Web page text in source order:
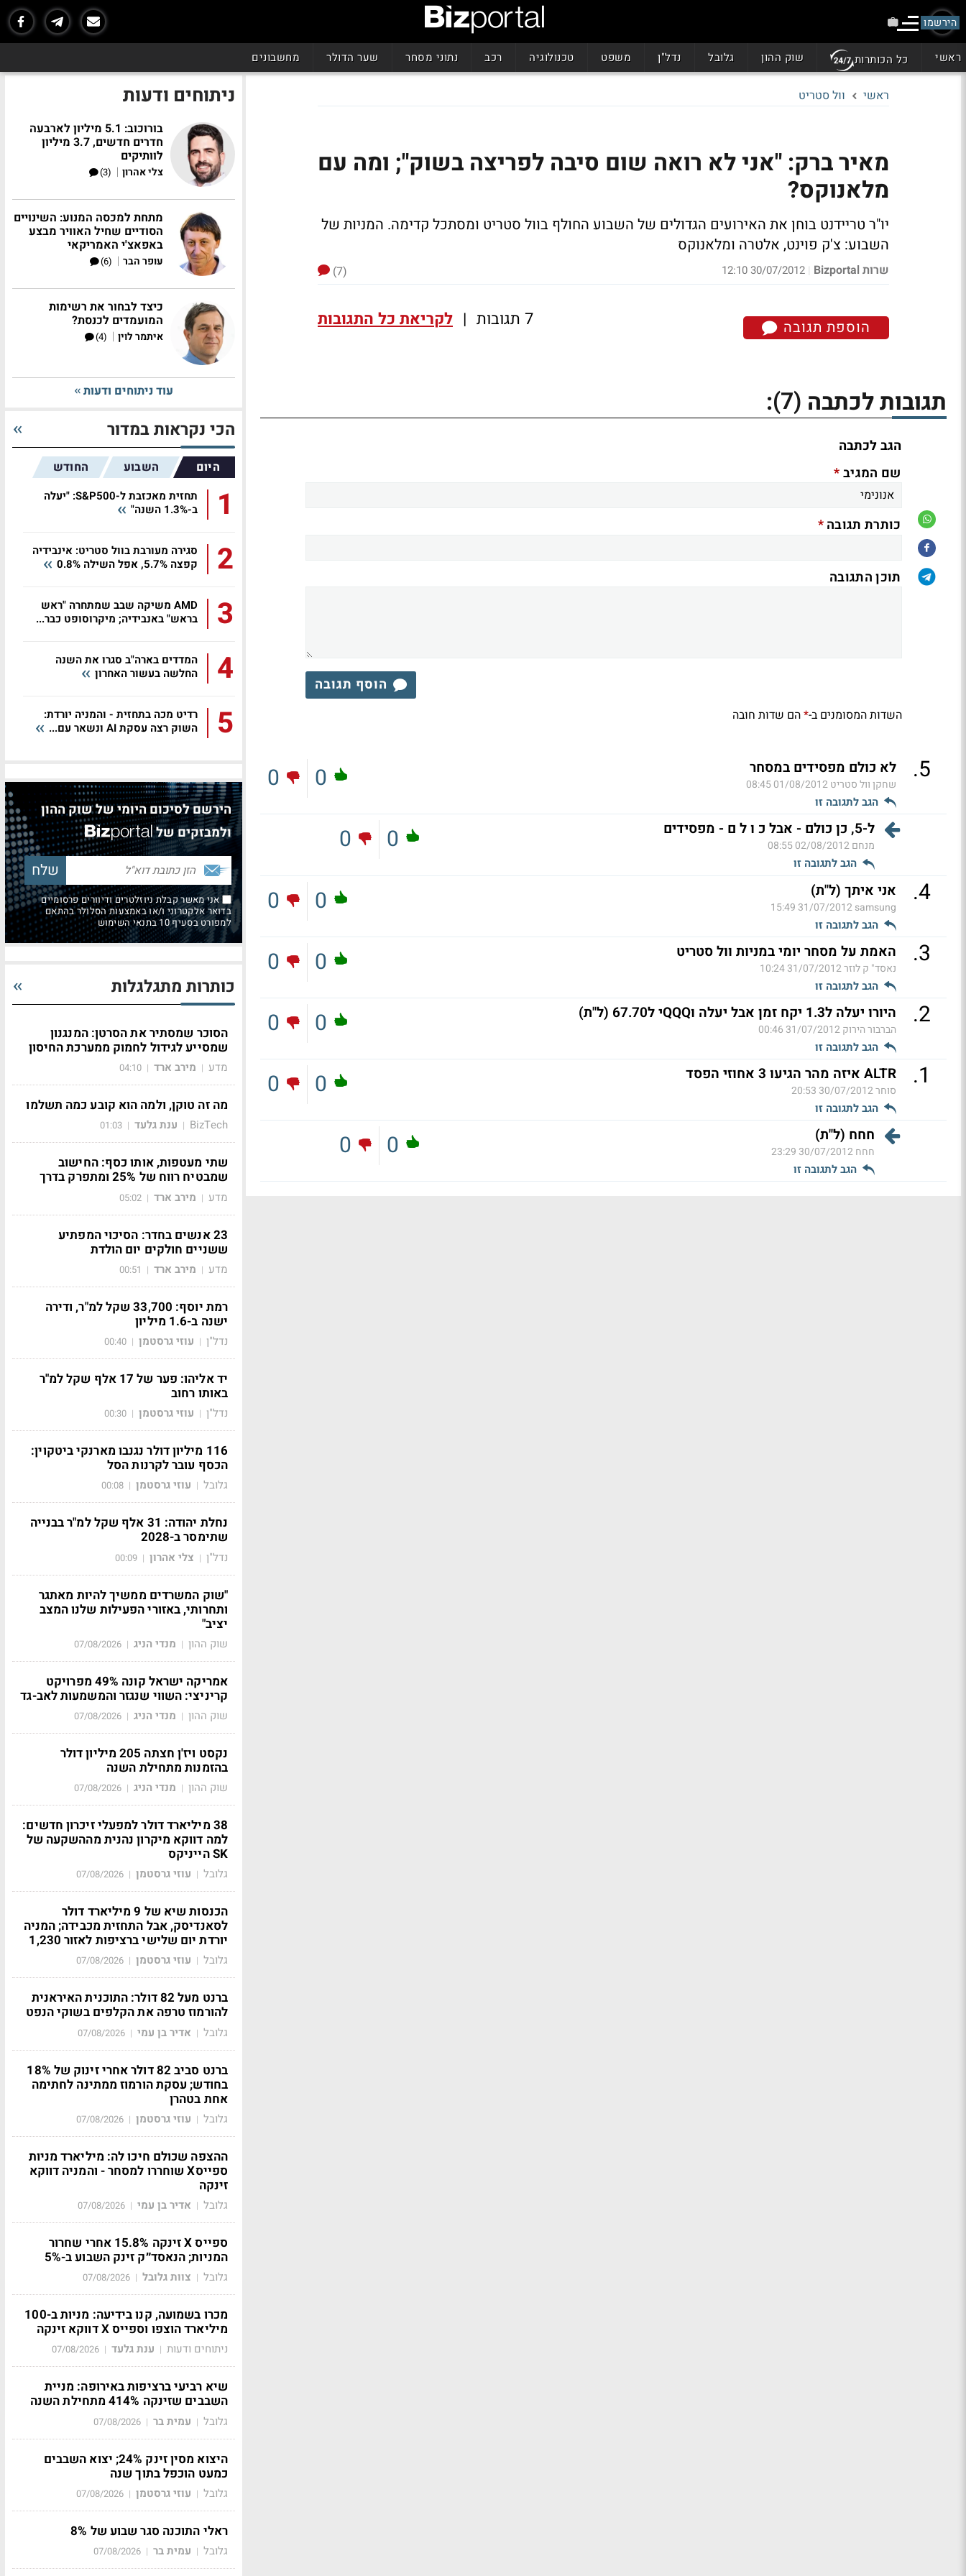
הירשמו
ראשי כל הכותרות שוק ההון גלובל נדל"ן משפט טכנולוגיה רכב נתוני מסחר שער הדולר מחשבונים
ראשי וול סטריט
מאיר ברק: "אני לא רואה שום סיבה לפריצה בשוק"; ומה עם
מלאנוקס?
יו"ר טריידנט בוחן את האירועים הגדולים של השבוע החולף בוול סטריט ומסתכל קדימה. המניות של
השבוע: צ'ק פוינט, אלטרה ומלאנוקס
שרות Bizportal |
30/07/2012 12:10
(7)
הוספת תגובה 7 תגובות | לקריאת כל התגובות
תגובות לכתבה (7)
:
הגב לכתבה
שם המגיב*
כותרת תגובה*
תוכן התגובה
הוסף תגובה
השדות המסומנים ב-*הם שדות חובה
5
. לא כולם מפסידים במסחר
שחקן וול סטריט01/08/2012 08:45
הגב לתגובה זו
0
0
ל-5, כן כולם - אבל כ ו ל ם - מפסידים
מנחם02/08/2012 08:55
הגב לתגובה זו
0
0
4
. אני איתך (ל"ת)
samsung
31/07/2012 15:49
הגב לתגובה זו
0
0
3
. האמת על מסחר יומי במניות וול סטריט
נאסד" ק לוזר31/07/2012 10:24
הגב לתגובה זו
0
0
2
. היורו יעלה ל1.3 יקח זמן אבל יעלה וQQQי ל67.70 (ל"ת)
הברבור הירוק31/07/2012 00:46
הגב לתגובה זו
0
0
1
. ALTR איזה מהר הגיעו 3 אחוזי הפסד
סוחר30/07/2012 20:53
הגב לתגובה זו
0
0
חחח (ל"ת)
חחח30/07/2012 23:29
הגב לתגובה זו
0
0
ניתוחים ודעות
בורוכוב: 5.1 מיליון לארבעה
חדרים חדשים, 3.7 מיליון
לוותיקים
צלי אהרון |
(3)
מתחת למכסה המנוע: השינויים
הסודיים שחיל האוויר מבצע
באפאצ'י האמריקאי
עופר הבר |
(6)
כיצד לבחור את רשימות
המועמדים לכנסת?
איתמר לוין |
(4)
עוד ניתוחים ודעות
הכי נקראות במדור
היום השבוע החודש
1
תחזית מאכזבת ל-S&P500: "יעלה
ב-1.3% השנה"
2
סגירה מעורבת בוול סטריט: אינבידיה
קפצה 5.7%, אפל השילה 0.8%
3
AMD משיקה שבב שמתחרה "ראש
בראש" באנבידיה; מיקרוסופט כבר...
4
המדדים בארה"ב סגרו את השנה
החלשה בעשור האחרון
5
רדיט מכה בתחזית - והמניה יורדת:
השוק רצה עסקת AI ונשאר עם...
הירשם לסיכום היומי של שוק ההון
ולמבזקים של
אני מאשר קבלת ניוזלטרים ודיוורים פרסומיים
בדואר אלקטרוני ו/או באמצעות הסלולר בהתאם
למפורט בסעיף 10 בתנאי השימוש
כותרות מתגלגלות
הסוכר שמסתיר את הסרטן: המנגנון
שמסייע לגידול לחמוק ממערכת החיסון
מדע | מירב ארד |
04:10
מה זה טוקן, ולמה הוא קובע כמה תשלמו
BizTech
| ענת גלעד |
01:03
שתי מעטפות, אותו כסף: החישוב
שמבטיח רווח של 25% ומתפרק בדרך
מדע | מירב ארד |
05:02
23 אנשים בחדר: הסיכוי המפתיע
ששניים חולקים יום הולדת
מדע | מירב ארד |
00:51
רמת יוסף: 33,700 שקל למ"ר, ודירה
ישנה ב-1.6 מיליון
נדל"ן | עוזי גרסטמן |
00:40
יד אליהו: פער של 17 אלף שקל למ"ר
באותו רחוב
נדל"ן | עוזי גרסטמן |
00:30
116 מיליון דולר נגנבו מארנקי ביטקוין:
הכסף עובר לקרנות הסל
גלובל | עוזי גרסטמן |
00:08
נחלת יהודה: 31 אלף שקל למ"ר בבנייה
שתימסר ב-2028
נדל"ן | צלי אהרון |
00:09
"שוק המשרדים ממשיך להיות מאתגר
ותחרותי, באזורי הפעילות שלנו המצב
יציב"
שוק ההון | מנדי הניג |
07/08/2026
אמריקה ישראל קונה 49% מפרויקט
קריניצי: השווי שנגזר והמשמעות לאב-גד
שוק ההון | מנדי הניג |
07/08/2026
נקסט ויז'ן חצתה 205 מיליון דולר
בהזמנות מתחילת השנה
שוק ההון | מנדי הניג |
07/08/2026
38 מיליארד דולר למפעלי זיכרון חדשים:
למה דווקא מיקרון נהנית מההשקעה של
SK הייניקס
גלובל | עוזי גרסטמן |
07/08/2026
הכנסות שיא של 9 מיליארד דולר
לסאנדיסק, אבל התחזית מכבידה; המניה
יורדת יום שלישי ברציפות לאזור 1,230
גלובל | עוזי גרסטמן |
07/08/2026
ברנט מעל 82 דולר: התוכנית האיראנית
להורמוז טרפה את הקלפים בשוקי הנפט
גלובל | אדיר בן עמי |
07/08/2026
ברנט סביב 82 דולר אחרי זינוק של 18%
בחודש; עסקת הורמוז ממתינה לחתימה
אחת בטהרן
גלובל | עוזי גרסטמן |
07/08/2026
ההצפה שכולם חיכו לה: מיליארד מניות
ספייסX שוחררו למסחר - והמניה דווקא
זינקה
גלובל | אדיר בן עמי |
07/08/2026
ספייס X זינקה 15.8% אחרי שחרור
המניות; הנאסד״ק זינק השבוע ב-5%
גלובל | צוות גלובל |
07/08/2026
מכרו בשמועה, קנו בידיעה: מניות ב-100
מיליארד הוצפו וספייס X דווקא זינקה
ניתוחים ודעות | ענת גלעד |
07/08/2026
שיא רביעי ברציפות באירופה: מניית
השבבים שזינקה 414% מתחילת השנה
גלובל | עמית בר |
07/08/2026
היצוא מסין זינק 24%; יצוא השבבים
כמעט הוכפל בתוך שנה
גלובל | עוזי גרסטמן |
07/08/2026
ראלי התוכנה סגר שבוע של 8%
גלובל | עמית בר |
07/08/2026